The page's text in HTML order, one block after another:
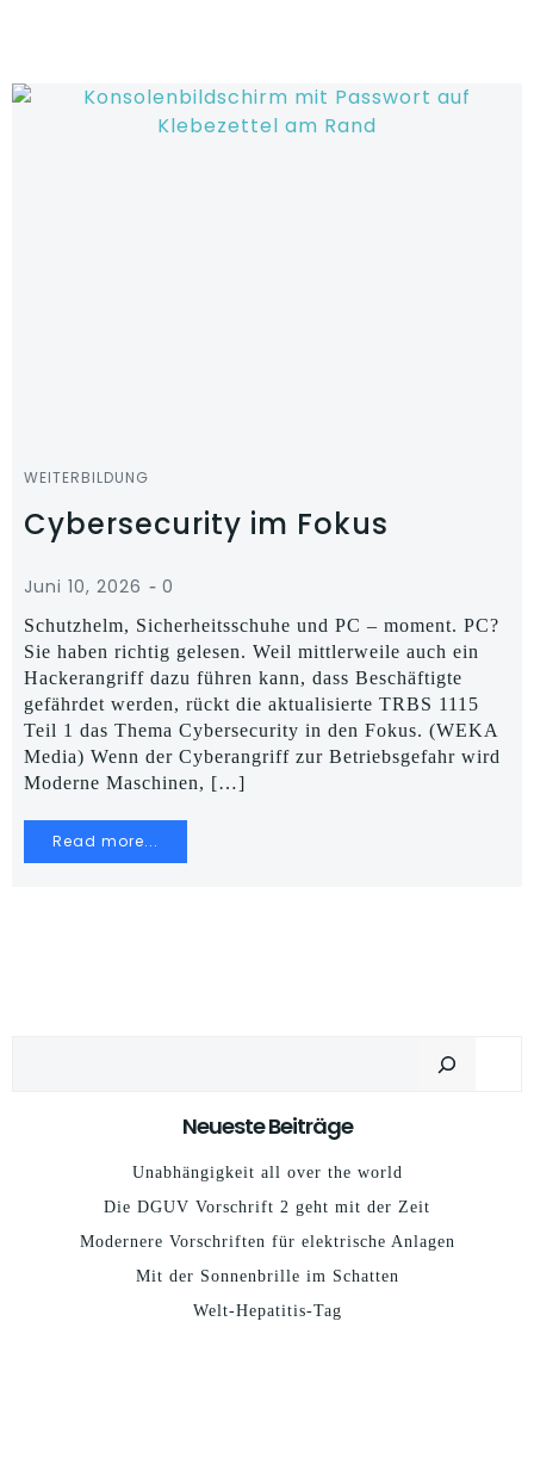
WEITERBILDUNG
Cybersecurity im Fokus
Juni 10, 2026 - 0
Schutzhelm, Sicherheitsschuhe und PC – moment. PC?
Sie haben richtig gelesen. Weil mittlerweile auch ein
Hackerangriff dazu führen kann, dass Beschäftigte
gefährdet werden, rückt die aktualisierte TRBS 1115
Teil 1 das Thema Cybersecurity in den Fokus. (WEKA
Media) Wenn der Cyberangriff zur Betriebsgefahr wird
Moderne Maschinen, […]
Read more...
Neueste Beiträge
Unabhängigkeit all over the world
Die DGUV Vorschrift 2 geht mit der Zeit
Modernere Vorschriften für elektrische Anlagen
Mit der Sonnenbrille im Schatten
Welt-Hepatitis-Tag